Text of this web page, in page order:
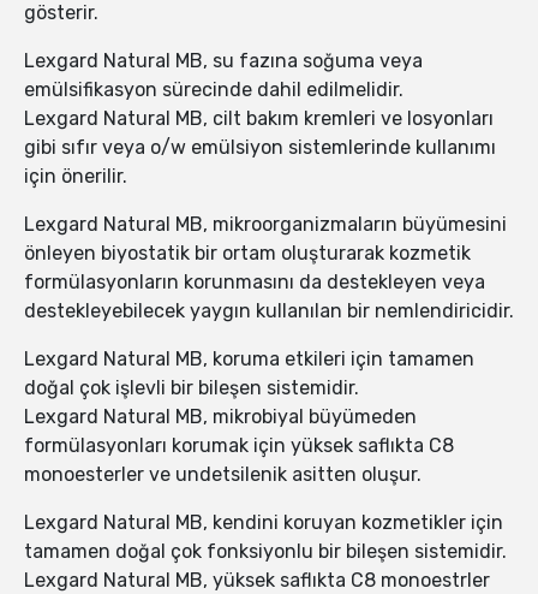
gösterir.
Lexgard Natural MB, su fazına soğuma veya
emülsifikasyon sürecinde dahil edilmelidir.
Lexgard Natural MB, cilt bakım kremleri ve losyonları
gibi sıfır veya o/w emülsiyon sistemlerinde kullanımı
için önerilir.
Lexgard Natural MB, mikroorganizmaların büyümesini
önleyen biyostatik bir ortam oluşturarak kozmetik
formülasyonların korunmasını da destekleyen veya
destekleyebilecek yaygın kullanılan bir nemlendiricidir.
Lexgard Natural MB, koruma etkileri için tamamen
doğal çok işlevli bir bileşen sistemidir.
Lexgard Natural MB, mikrobiyal büyümeden
formülasyonları korumak için yüksek saflıkta C8
monoesterler ve undetsilenik asitten oluşur.
Lexgard Natural MB, kendini koruyan kozmetikler için
tamamen doğal çok fonksiyonlu bir bileşen sistemidir.
Lexgard Natural MB, yüksek saflıkta C8 monoestrler